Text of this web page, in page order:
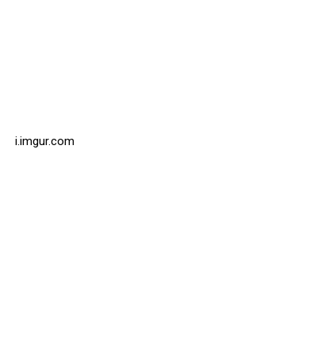
i.imgur.com